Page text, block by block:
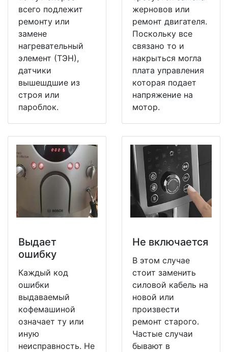
всего подлежит
ремонту или
замене
нагревательный
элемент (ТЭН),
датчики
вышешдшие из
строя или
пароблок.
жерновов или
ремонт двигателя.
Поскольку все
связано то и
накрыться могла
плата управления
которая подает
напряжение на
мотор.
Выдает
ошибку
Каждый код
ошибки
выдаваемый
кофемашиной
означает ту или
иную
неисправность. Не
Не включается
В этом случае
стоит заменить
силовой кабель на
новой или
произвести
ремонт старого.
Частые случаи
бывают в